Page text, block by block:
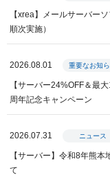
【xrea】メールサーバー
順次実施）
2026.08.01 重要なお知
【サーバー24%OFF＆最
周年記念キャンペーン
2026.07.31 ニュース
【サーバー】令和8年熊
て